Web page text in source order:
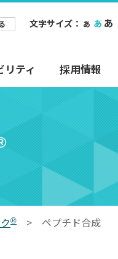
文字サイズ： あ あ あ
リティ 採用情報
® > ペプチド合成